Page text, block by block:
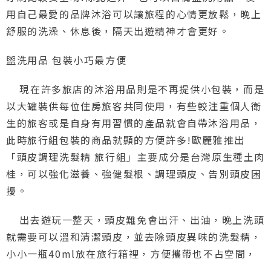
用自己最愛的品牌沐浴可以讓旅程的心情更放鬆，晚上
舒服的洗澡、休息後，隔天出遊精神才會更好。
盥洗用品 包裝小巧最方便
現在許多旅店的沐浴用品則是不再提供小包裝，而是
以大罐裝供每位住房旅客共同使用，有些較注重個人衛
生的旅客或是自身有用習慣的產品就會自帶沐浴用品，
此時旅行組包裝的商品就顯的方便許多!歐麗雅推出
「頭皮調理洗髮精 旅行組」主要成分是台灣原生種土肉
桂，可以強化滋養、強健髮根、調理頭皮、告別頭皮困
擾。
出去遊玩一整天，頭皮難免會出汗、出油，晚上洗頭
就需要可以溫和清潔頭皮，並去除頭皮異味的洗髮精，
小小一瓶40ml放在旅行箱裡，方便攜帶也不占空間，